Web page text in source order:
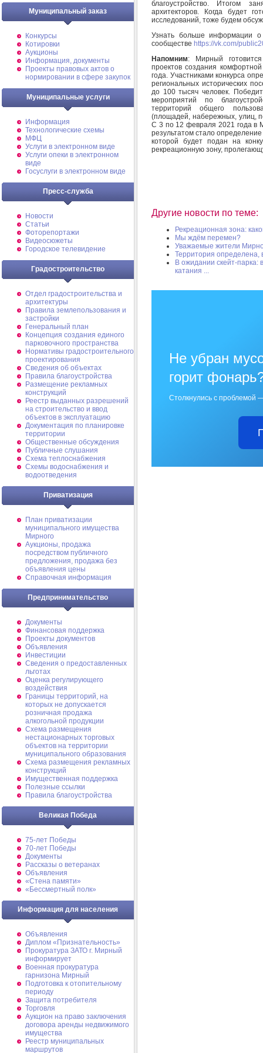
Муниципальный заказ
Конкурсы
Котировки
Аукционы
Информация, документы
Проекты правовых актов о
нормировании в сфере закупок
Муниципальные услуги
Информация
Технологические схемы
МФЦ
Услуги в электронном виде
Услуги опеки в электронном
виде
Госуслуги в электронном виде
Пресс-служба
Новости
Статьи
Фоторепортажи
Видеосюжеты
Городское телевидение
Градостроительство
Отдел градостроительства и
архитектуры
Правила землепользования и
застройки
Генеральный план
Концепция создания единого
парковочного пространства
Нормативы градостроительного
проектирования
Сведения об объектах
Правила благоустройства
Размещение рекламных
конструкций
Реестр выданных разрешений
на строительство и ввод
объектов в эксплуатацию
Документация по планировке
территории
Общественные обсуждения
Публичные слушания
Схема теплоснабжения
Схемы водоснабжения и
водоотведения
Приватизация
План приватизации
муниципального имущества
Мирного
Аукционы, продажа
посредством публичного
предложения, продажа без
объявления цены
Справочная информация
Предпринимательство
Документы
Финансовая поддержка
Проекты документов
Объявления
Инвестиции
Сведения о предоставленных
льготах
Оценка регулирующего
воздействия
Границы территорий, на
которых не допускается
розничная продажа
алкогольной продукции
Схема размещения
нестационарных торговых
объектов на территории
муниципального образования
Схема размещения рекламных
конструкций
Имущественная поддержка
Полезные ссылки
Правила благоустройства
Великая Победа
75-лет Победы
70-лет Победы
Документы
Рассказы о ветеранах
Объявления
«Стена памяти»
«Бессмертный полк»
Информация для населения
Объявления
Диплом «Признательность»
Прокуратура ЗАТО г. Мирный
информирует
Военная прокуратура
гарнизона Мирный
Подготовка к отопительному
периоду
Защита потребителя
Торговля
Аукцион на право заключения
договора аренды недвижимого
имущества
Реестр муниципальных
маршрутов
благоустройство. Итогом
архитекторов. Когда будет
исследований, тоже будем
Узнать больше информации
сообществе https://vk.com/
Напомним: Мирный
проектов создания
года. Участниками конкурса
региональных исторических
до 100 тысяч человек.
мероприятий по
территорий общего
(площадей, набережных, улиц,
С 3 по 12 февраля 2021 года в
результатом стало
которой будет подан на
рекреационную зону,
Другие новости по теме:
Рекреационная зона:
Мы ждём перемен?
Уважаемые жители
Территория определена,
В ожидании скейт-
катания ...
Не убран
горит
Столкнулись с проблемой